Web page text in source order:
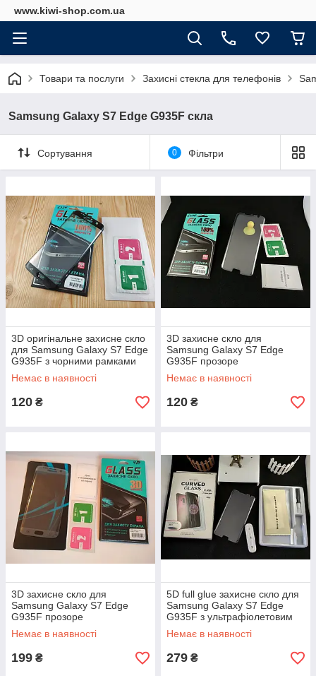
www.kiwi-shop.com.ua
Товари та послуги Захисні стекла для телефонів
Samsung Galaxy S7 Edge G935F скла
Сортування 0 Фільтри
3D оригінальне захисне скло
для Samsung Galaxy S7 Edge
G935F з чорними рамками
Немає в наявності
120 ₴
3D захисне скло для
Samsung Galaxy S7 Edge
G935F прозоре
Немає в наявності
120 ₴
3D захисне скло для
Samsung Galaxy S7 Edge
G935F прозоре
Немає в наявності
199 ₴
5D full glue захисне скло для
Samsung Galaxy S7 Edge
G935F з ультрафіолетовим
клеєм (повне проклеювання)
Немає в наявності
279 ₴